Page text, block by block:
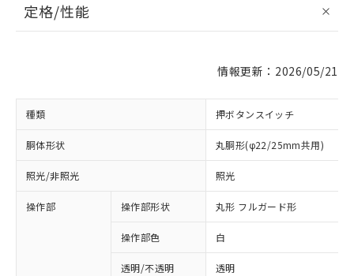
定格/性能
情報更新：2026/05/21
種類 押ボタンスイッチ
胴体形状 丸胴形(φ22/25mm共用)
照光/非照光 照光
操作部 操作部形状 丸形 フルガード形
操作部色 白
透明/不透明 透明